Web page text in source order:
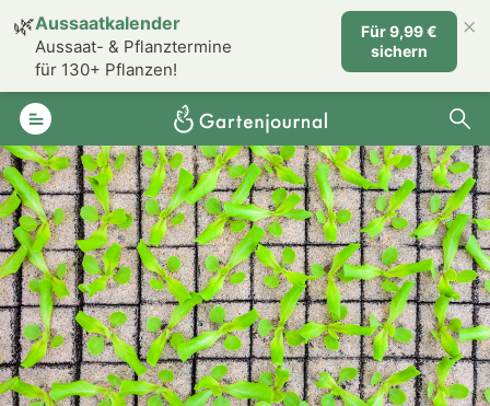
🌿Aussaatkalender
Aussaat- & Pflanztermine
für 130+ Pflanzen!
Für 9,99 €
sichern
×